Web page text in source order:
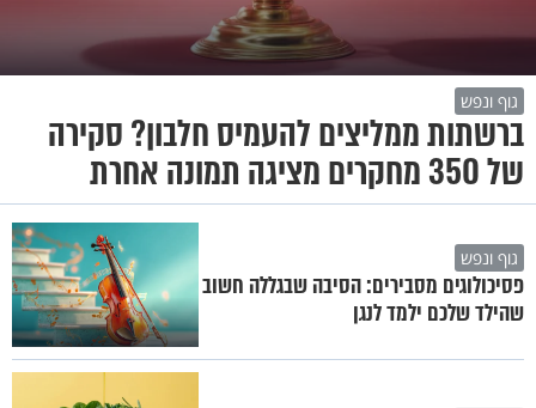
גוף ונפש
ברשתות ממליצים להעמיס חלבון? סקירה
של 350 מחקרים מציגה תמונה אחרת
גוף ונפש
פסיכולוגים מסבירים: הסיבה שבגללה חשוב
שהילד שלכם ילמד לנגן